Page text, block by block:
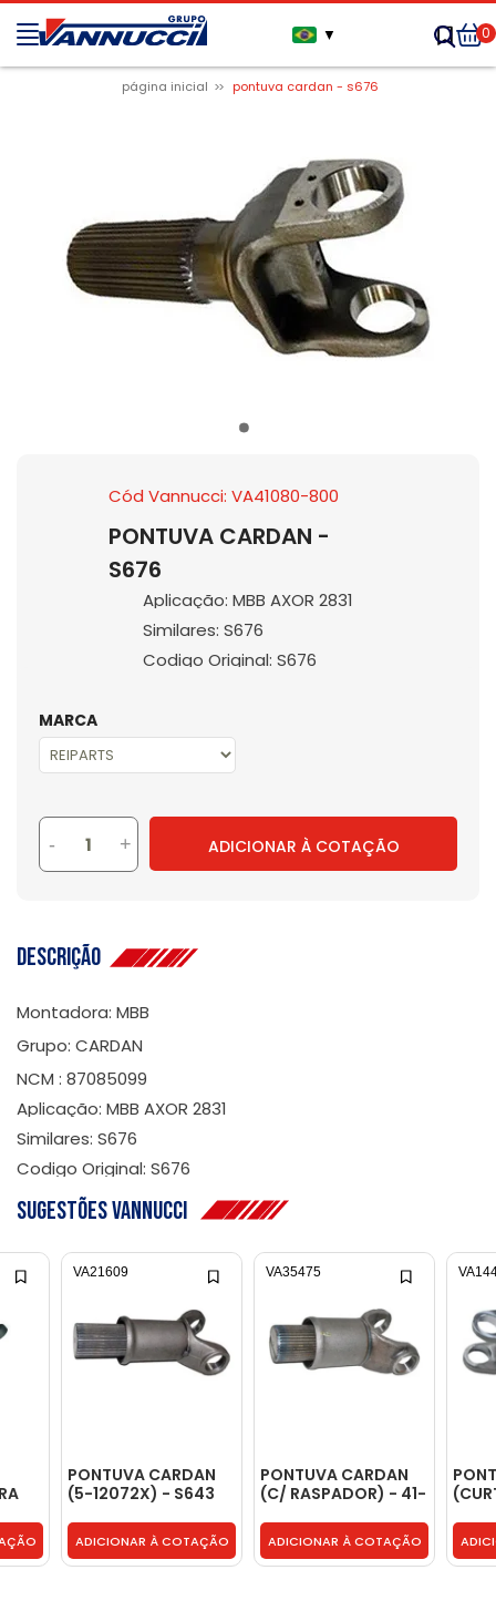
▼ 0
página inicial pontuva cardan - s676
Cód Vannucci: VA41080-800
PONTUVA CARDAN -
S676
Aplicação: MBB AXOR 2831
Similares: S676
Codigo Original: S676
MARCA
- + ADICIONAR À COTAÇÃO
Descrição
Montadora: MBB
Grupo: CARDAN
NCM : 87085099
Aplicação: MBB AXOR 2831
Similares: S676
Codigo Original: S676
Sugestões Vannucci
PONTUVA CARDAN
(5-12072X) - S643
ADICIONAR À COTAÇÃO
VA21609
PONTUVA CARDAN
(C/ RASPADOR) - 41-
ADICIONAR À COTAÇÃO
VA35475